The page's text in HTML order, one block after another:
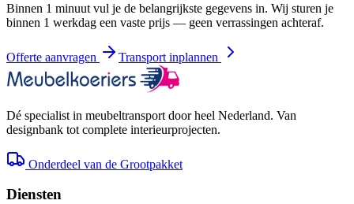
Binnen 1 minuut vul je de belangrijkste gegevens in. Wij sturen je
binnen 1 werkdag een vaste prijs — geen verrassingen achteraf.
Offerte aanvragen Transport inplannen
Dé specialist in meubeltransport door heel Nederland. Van
designbank tot complete interieurprojecten.
Onderdeel van de Grootpakket
Diensten